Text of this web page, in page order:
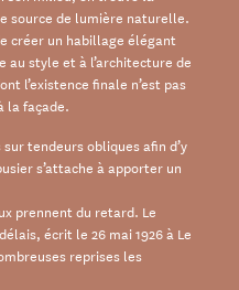
source de lumière naturelle.
créer un habillage élégant
au style et à l’architecture de
l’existence finale n’est pas
la façade.
tendeurs obliques afin d’y
s’attache à apporter un
prennent du retard. Le
écrit le 26 mai 1926 à Le
reprises les